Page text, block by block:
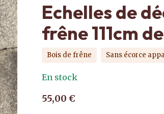
Echelles de
frêne 111cm
Bois de frêne Sans écorce
En stock
55,00 €